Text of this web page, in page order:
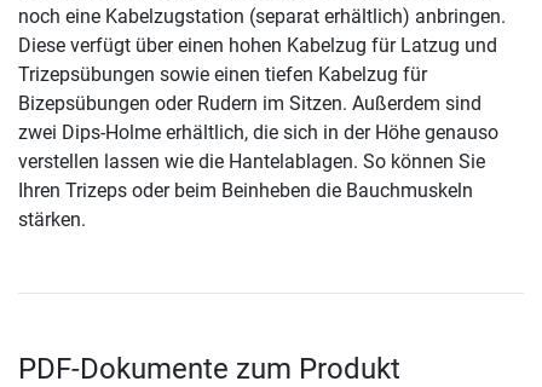
noch eine Kabelzugstation (separat erhältlich) anbringen.
Diese verfügt über einen hohen Kabelzug für Latzug und
Trizepsübungen sowie einen tiefen Kabelzug für
Bizepsübungen oder Rudern im Sitzen. Außerdem sind
zwei Dips-Holme erhältlich, die sich in der Höhe genauso
verstellen lassen wie die Hantelablagen. So können Sie
Ihren Trizeps oder beim Beinheben die Bauchmuskeln
stärken.
PDF-Dokumente zum Produkt